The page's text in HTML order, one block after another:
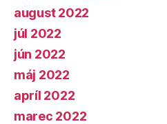
august 2022
júl 2022
jún 2022
máj 2022
apríl 2022
marec 2022